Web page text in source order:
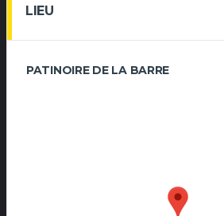
LIEU
PATINOIRE DE LA BARRE